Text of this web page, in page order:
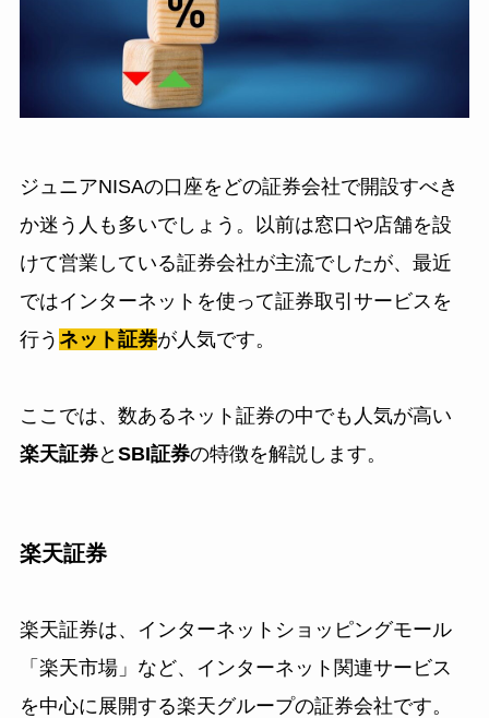
ジュニアNISAの口座をどの証券会社で開設すべき
か迷う人も多いでしょう。以前は窓口や店舗を設
けて営業している証券会社が主流でしたが、最近
ではインターネットを使って証券取引サービスを
行う ネット証券が人気です。
ここでは、数あるネット証券の中でも人気が高い
楽天証券と SBI証券の特徴を解説します。
楽天証券
楽天証券は、インターネットショッピングモール
「楽天市場」など、インターネット関連サービス
を中心に展開する楽天グループの証券会社です。